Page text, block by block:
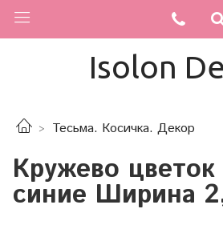
Isolon
Тесьма. Косичка. Декор
Кружево
синие Ширина